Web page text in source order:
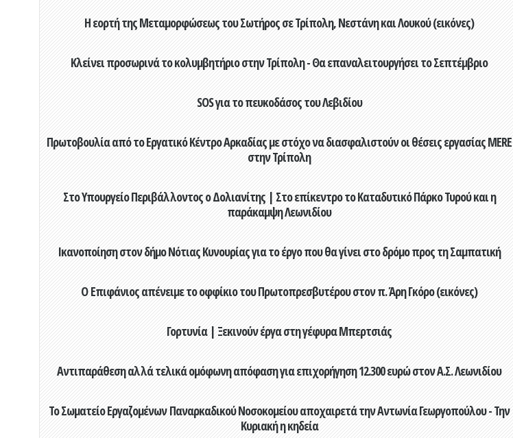
Η εορτή της Μεταμορφώσεως του Σωτήρος σε Τρίπολη, Νεστάνη και Λουκού (εικόνες)
Κλείνει προσωρινά το κολυμβητήριο στην Τρίπολη - Θα επαναλειτουργήσει το Σεπτέμβριο
SOS για το πευκοδάσος του Λεβιδίου
Πρωτοβουλία από το Εργατικό Κέντρο Αρκαδίας με στόχο να διασφαλιστούν οι θέσεις εργασίας MERE
στην Τρίπολη
Στο Υπουργείο Περιβάλλοντος ο Δολιανίτης | Στο επίκεντρο το Καταδυτικό Πάρκο Τυρού και η
παράκαμψη Λεωνιδίου
Ικανοποίηση στον δήμο Νότιας Κυνουρίας για το έργο που θα γίνει στο δρόμο προς τη Σαμπατική
Ο Επιφάνιος απένειμε το οφφίκιο του Πρωτοπρεσβυτέρου στον π. Άρη Γκόρο (εικόνες)
Γορτυνία | Ξεκινούν έργα στη γέφυρα Μπερτσιάς
Αντιπαράθεση αλλά τελικά ομόφωνη απόφαση για επιχορήγηση 12.300 ευρώ στον Α.Σ. Λεωνιδίου
Το Σωματείο Εργαζομένων Παναρκαδικού Νοσοκομείου αποχαιρετά την Αντωνία Γεωργοπούλου - Την
Κυριακή η κηδεία